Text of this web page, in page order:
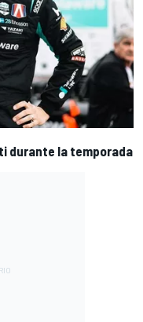
durante la temporada